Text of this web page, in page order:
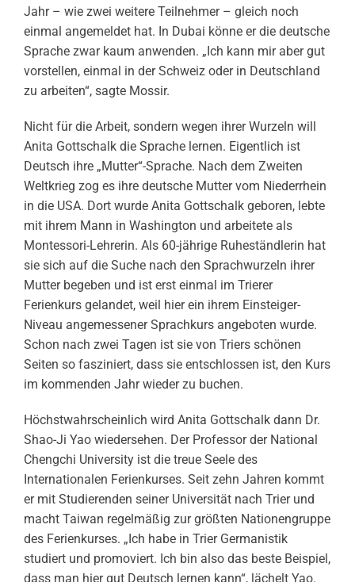
Jahr – wie zwei weitere Teilnehmer – gleich noch
einmal angemeldet hat. In Dubai könne er die deutsche
Sprache zwar kaum anwenden. „Ich kann mir aber gut
vorstellen, einmal in der Schweiz oder in Deutschland
zu arbeiten“, sagte Mossir.
Nicht für die Arbeit, sondern wegen ihrer Wurzeln will
Anita Gottschalk die Sprache lernen. Eigentlich ist
Deutsch ihre „Mutter“-Sprache. Nach dem Zweiten
Weltkrieg zog es ihre deutsche Mutter vom Niederrhein
in die USA. Dort wurde Anita Gottschalk geboren, lebte
mit ihrem Mann in Washington und arbeitete als
Montessori-Lehrerin. Als 60-jährige Ruheständlerin hat
sie sich auf die Suche nach den Sprachwurzeln ihrer
Mutter begeben und ist erst einmal im Trierer
Ferienkurs gelandet, weil hier ein ihrem Einsteiger-
Niveau angemessener Sprachkurs angeboten wurde.
Schon nach zwei Tagen ist sie von Triers schönen
Seiten so fasziniert, dass sie entschlossen ist, den Kurs
im kommenden Jahr wieder zu buchen.
Höchstwahrscheinlich wird Anita Gottschalk dann Dr.
Shao-Ji Yao wiedersehen. Der Professor der National
Chengchi University ist die treue Seele des
Internationalen Ferienkurses. Seit zehn Jahren kommt
er mit Studierenden seiner Universität nach Trier und
macht Taiwan regelmäßig zur größten Nationengruppe
des Ferienkurses. „Ich habe in Trier Germanistik
studiert und promoviert. Ich bin also das beste Beispiel,
dass man hier gut Deutsch lernen kann“, lächelt Yao.